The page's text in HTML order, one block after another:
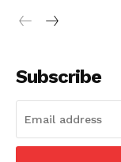
Subscribe